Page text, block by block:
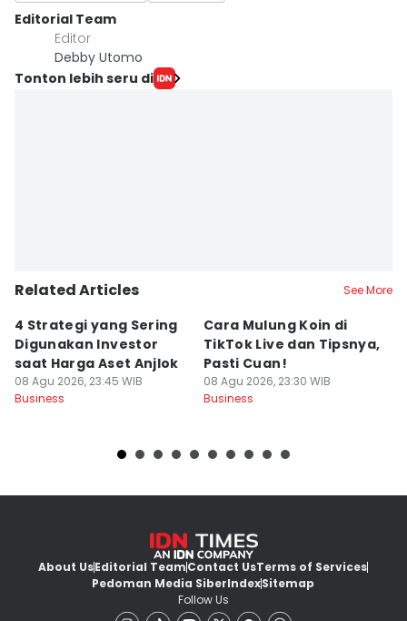
Editorial Team
Editor
Debby Utomo
Tonton lebih seru di
Related Articles See More
4 Strategi yang Sering
Digunakan Investor
saat Harga Aset Anjlok
08 Agu 2026, 23:45 WIB
Business
Cara Mulung Koin di
TikTok Live dan Tipsnya,
Pasti Cuan!
08 Agu 2026, 23:30 WIB
Business
About UsEditorial TeamContact UsTerms of Services
Pedoman Media SiberIndexSitemap
Follow Us